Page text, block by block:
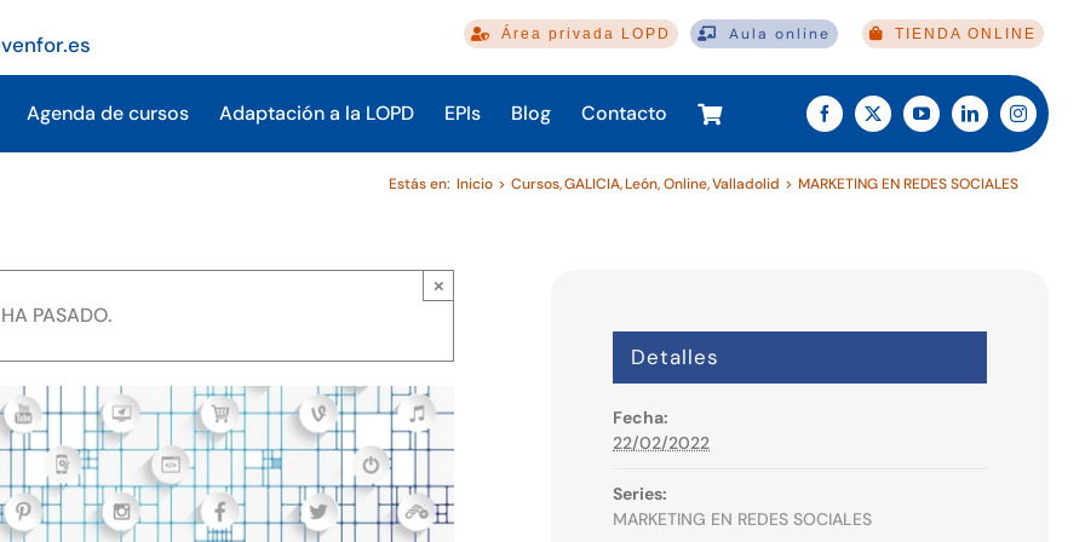
Área privada LOPD Aula online TIENDA ONLINE
Agenda de cursos Adaptación a la LOPD EPIs Blog Contacto
Estás en: Inicio Cursos GALICIA León Online Valladolid MARKETING EN REDES SOCIALES
PASADO.
×
Detalles
Fecha:
22/02/2022
Series:
MARKETING EN REDES SOCIALES